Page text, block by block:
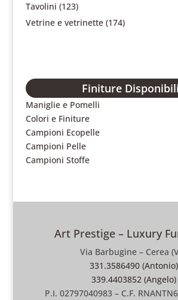
Tavolini (123)
Vetrine e vetrinette (174)
Finiture Disponibili
Maniglie e Pomelli
Colori e Finiture
Campioni Ecopelle
Campioni Pelle
Campioni Stoffe
Art Prestige – Luxury
Via Barbugine – Cerea
331.3586490 (Antonio)
339.4403852 (Angelo)
P.I. 02797040983 – C.F.